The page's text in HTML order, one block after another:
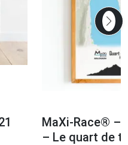
MaXi-Race® –
– Le quart de